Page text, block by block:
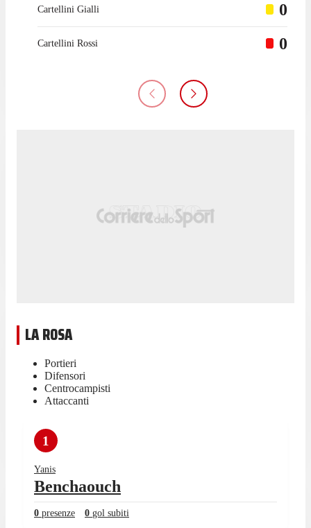
Cartellini Gialli 0
Cartellini Rossi 0
LA ROSA
Portieri
Difensori
Centrocampisti
Attaccanti
1
Yanis
Benchaouch
0 presenze 0 gol subiti